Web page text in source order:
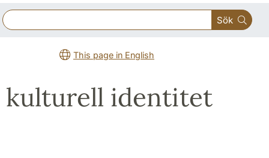
Sök
This page in English
kulturell identitet